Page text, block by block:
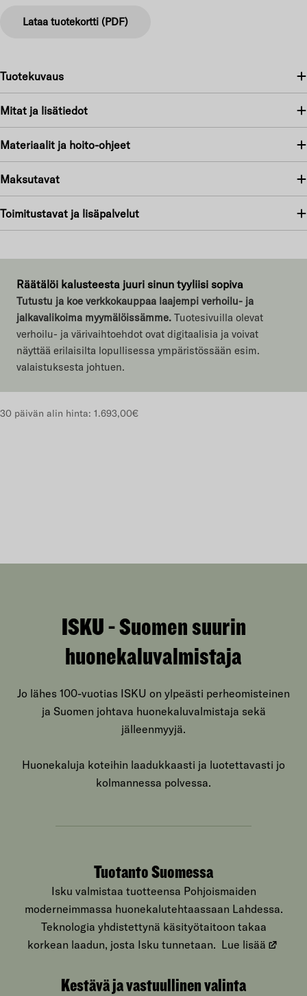
Lataa tuotekortti (PDF)
Tuotekuvaus
Mitat ja lisätiedot
Materiaalit ja hoito-ohjeet
Maksutavat
Toimitustavat ja lisäpalvelut
Räätälöi kalusteesta juuri sinun tyyliisi sopiva
Tutustu ja koe verkkokauppaa laajempi verhoilu- ja
jalkavalikoima myymälöissämme. Tuotesivuilla olevat
verhoilu- ja värivaihtoehdot ovat digitaalisia ja voivat
näyttää erilaisilta lopullisessa ympäristössään esim.
valaistuksesta johtuen.
30 päivän alin hinta: 1.693,00€
ISKU - Suomen suurin
huonekaluvalmistaja
Jo lähes 100-vuotias ISKU on ylpeästi perheomisteinen
ja Suomen johtava huonekaluvalmistaja sekä
jälleenmyyjä.
Huonekaluja koteihin laadukkaasti ja luotettavasti jo
kolmannessa polvessa.
Tuotanto Suomessa
Isku valmistaa tuotteensa Pohjoismaiden
moderneimmassa huonekalutehtaassaan Lahdessa.
Teknologia yhdistettynä käsityötaitoon takaa
korkean laadun, josta Isku tunnetaan. Lue lisää
Kestävä ja vastuullinen valinta